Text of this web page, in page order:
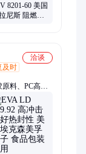
8201-60 美国
尼斯 阻燃HB
洽谈
及时
料、PC高粘
、ABS塑胶原
、TPU塑胶原